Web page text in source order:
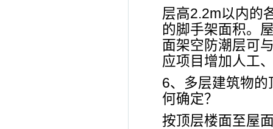
层高2.2m以内的
的脚手架面积。
面架空防潮层可
应项目增加人工
6、多层建筑物
何确定？
按顶层楼面至屋